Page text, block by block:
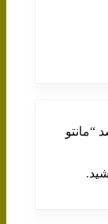
“مانتو